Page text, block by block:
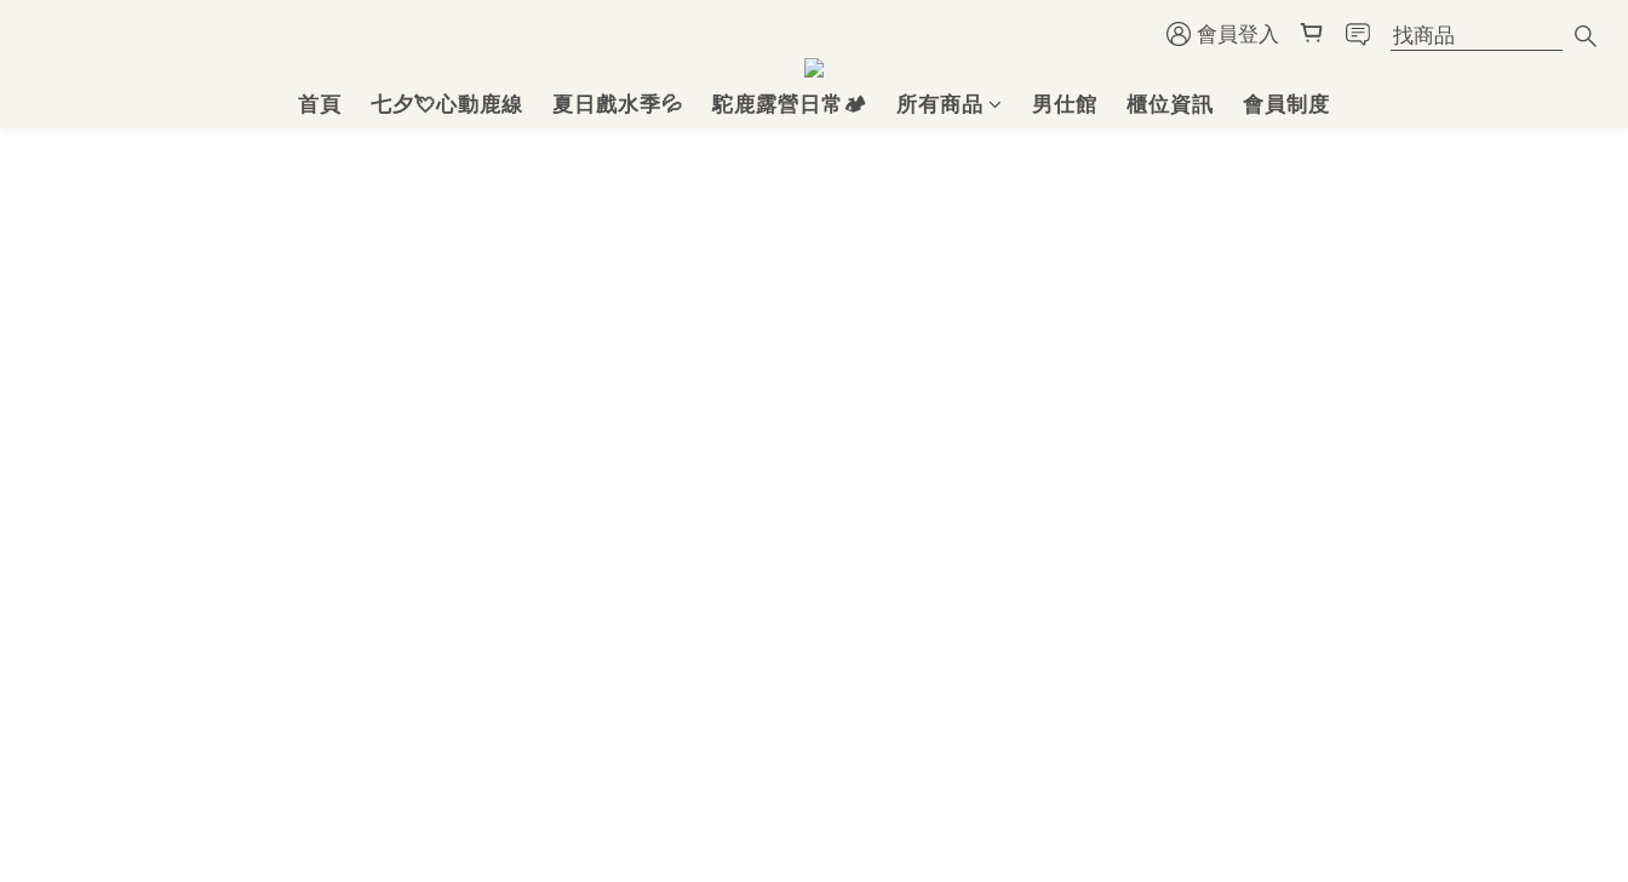
會員登入
首頁 七夕💘心動鹿線 夏日戲水季💦 駝鹿露營日常🏕️ 所有商品 男仕館 櫃位資訊 會員制度